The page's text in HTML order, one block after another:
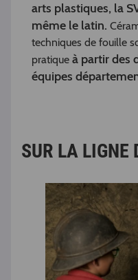
arts plastiques, la
même le latin.
techniques de fouille
pratique à partir des
équipes
SUR LA LIGNE